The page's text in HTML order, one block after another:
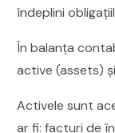
îndeplini
În balanța
active (assets)
Activele sunt
ar fi: facturi de